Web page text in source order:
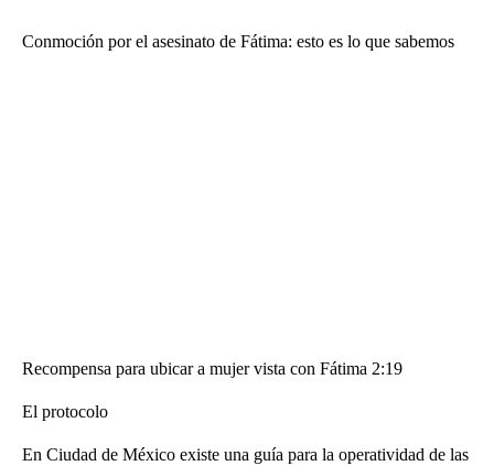
Conmoción por el asesinato de Fátima: esto es lo que sabemos
Recompensa para ubicar a mujer vista con Fátima 2:19
El protocolo
En Ciudad de México existe una guía para la operatividad de las